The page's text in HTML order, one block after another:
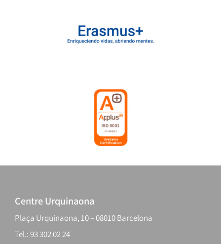
Centre Urquinaona
Plaça Urquinaona, 10 – 08010 Barcelona
Tel.: 93 302 02 24